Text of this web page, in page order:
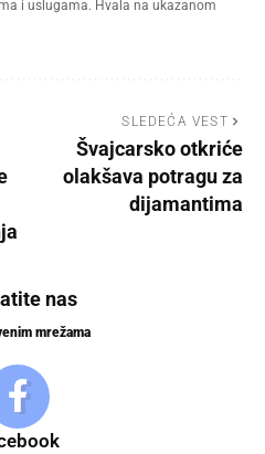
i uslugama. Hvala na ukazanom
SLEDEĆA VEST
Švajcarsko otkriće
olakšava potragu za
dijamantima
nas
mrežama